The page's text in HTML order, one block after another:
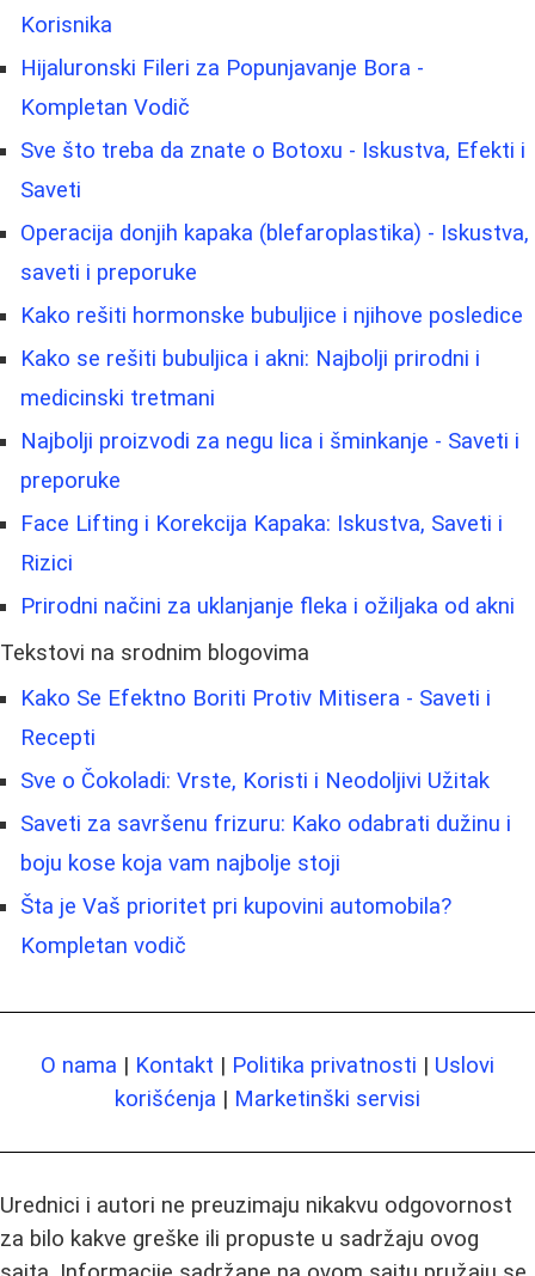
Korisnika
Hijaluronski Fileri za Popunjavanje Bora -
Kompletan Vodič
Sve što treba da znate o Botoxu - Iskustva, Efekti i
Saveti
Operacija donjih kapaka (blefaroplastika) - Iskustva,
saveti i preporuke
Kako rešiti hormonske bubuljice i njihove posledice
Kako se rešiti bubuljica i akni: Najbolji prirodni i
medicinski tretmani
Najbolji proizvodi za negu lica i šminkanje - Saveti i
preporuke
Face Lifting i Korekcija Kapaka: Iskustva, Saveti i
Rizici
Prirodni načini za uklanjanje fleka i ožiljaka od akni
Tekstovi na srodnim blogovima
Kako Se Efektno Boriti Protiv Mitisera - Saveti i
Recepti
Sve o Čokoladi: Vrste, Koristi i Neodoljivi Užitak
Saveti za savršenu frizuru: Kako odabrati dužinu i
boju kose koja vam najbolje stoji
Šta je Vaš prioritet pri kupovini automobila?
Kompletan vodič
O nama | Kontakt | Politika privatnosti | Uslovi
korišćenja | Marketinški servisi
Urednici i autori ne preuzimaju nikakvu odgovornost
za bilo kakve greške ili propuste u sadržaju ovog